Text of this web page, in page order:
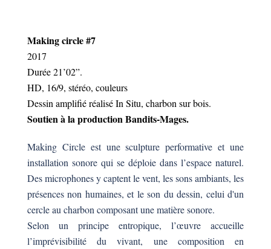
Making circle #7
2017
Durée 21’02”.
HD, 16/9, stéréo, couleurs
Dessin amplifié réalisé In Situ, charbon sur bois.
Soutien à la production Bandits-Mages.
Making Circle est une sculpture performative et une
installation sonore qui se déploie dans l’espace naturel.
Des microphones y captent le vent, les sons ambiants, les
présences non humaines, et le son du dessin, celui d'un
cercle au charbon composant une matière sonore.
Selon un principe entropique, l’œuvre accueille
l’imprévisibilité du vivant, une composition en